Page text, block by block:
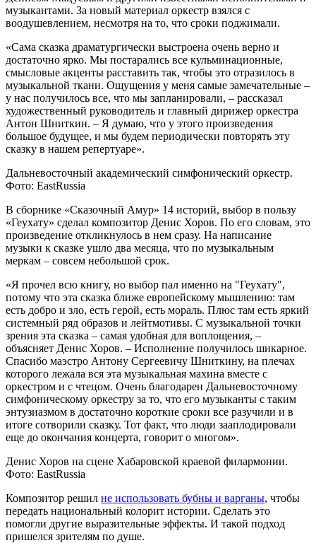
музыкантами. За новый материал оркестр взялся с
воодушевлением, несмотря на то, что сроки поджимали.
«Сама сказка драматургически выстроена очень верно и
достаточно ярко. Мы постарались все кульминационные,
смысловые акценты расставить так, чтобы это отразилось в
музыкальной ткани. Ощущения у меня самые замечательные –
у нас получилось все, что мы запланировали, – рассказал
художественный руководитель и главный дирижер оркестра
Антон Шниткин. – Я думаю, что у этого произведения
большое будущее, и мы будем периодически повторять эту
сказку в нашем репертуаре».
Дальневосточный академический симфонический оркестр.
Фото: EastRussia
В сборнике «Сказочный Амур» 14 историй, выбор в пользу
«Геухату» сделал композитор Денис Хоров. По его словам, это
произведение откликнулось в нем сразу. На написание
музыки к сказке ушло два месяца, что по музыкальным
меркам – совсем небольшой срок.
«Я прочел всю книгу, но выбор пал именно на "Геухату",
потому что эта сказка ближе европейскому мышлению: там
есть добро и зло, есть герой, есть мораль. Плюс там есть яркий
системный ряд образов и лейтмотивы. С музыкальной точки
зрения эта сказка – самая удобная для воплощения, –
объясняет Денис Хоров. – Исполнение получилось шикарное.
Спасибо маэстро Антону Сергеевичу Шниткину, на плечах
которого лежала вся эта музыкальная махина вместе с
оркестром и с чтецом. Очень благодарен Дальневосточному
симфоническому оркестру за то, что его музыканты с таким
энтузиазмом в достаточно короткие сроки все разучили и в
итоге сотворили сказку. Тот факт, что люди зааплодировали
еще до окончания концерта, говорит о многом».
Денис Хоров на сцене Хабаровской краевой филармонии.
Фото: EastRussia
Композитор решил не использовать бубны и варганы, чтобы
передать национальный колорит истории. Сделать это
помогли другие выразительные эффекты. И такой подход
пришелся зрителям по душе.